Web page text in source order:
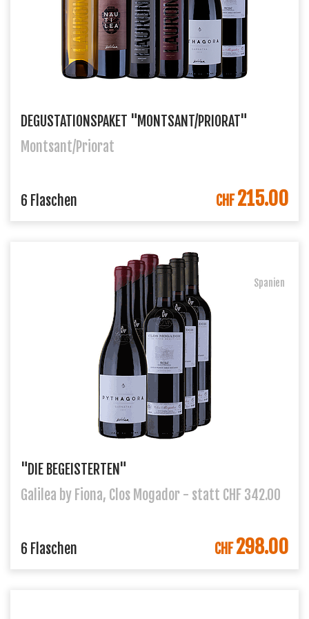
DEGUSTATIONSPAKET "MONTSANT/PRIORAT"
Montsant/Priorat
IN DEN WARENKORB
6 Flaschen CHF215.00
Spanien
"DIE BEGEISTERTEN"
Galilea by Fiona, Clos Mogador - statt CHF 342.00
IN DEN WARENKORB
6 Flaschen CHF298.00